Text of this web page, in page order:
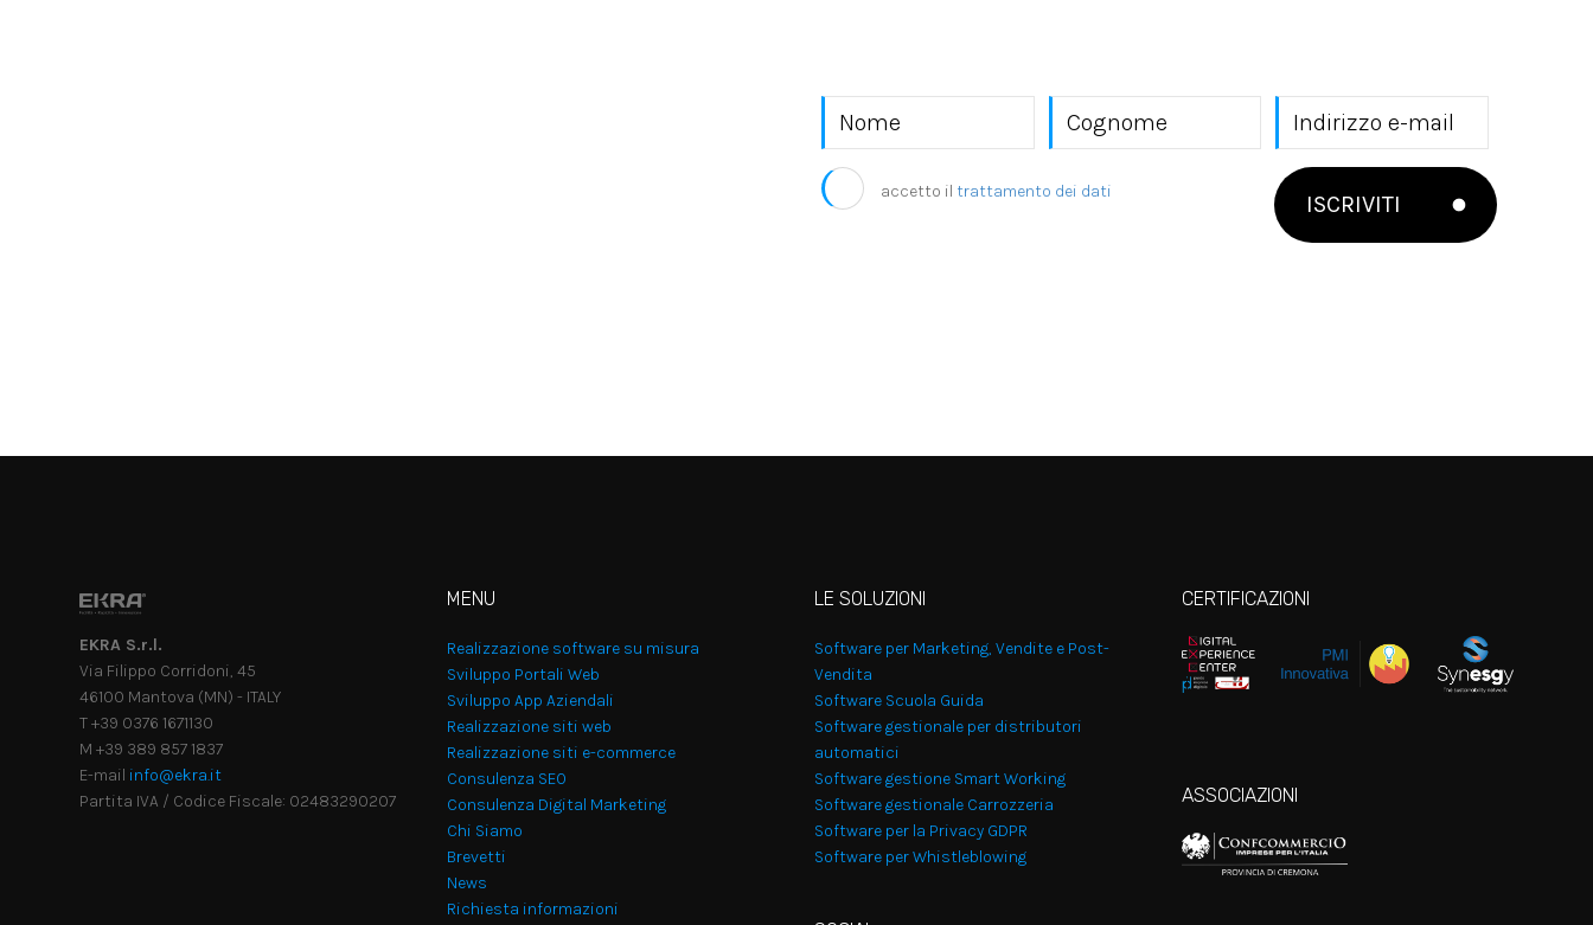
accetto il trattamento dei dati ISCRIVITI
EKRA S.r.l.
Via Filippo Corridoni, 45
46100 Mantova (MN) - ITALY
T +39 0376 1671130
M +39 389 857 1837
E-mail info@ekra.it
Partita IVA / Codice Fiscale: 02483290207
MENU
Realizzazione software su misura
Sviluppo Portali Web
Sviluppo App Aziendali
Realizzazione siti web
Realizzazione siti e-commerce
Consulenza SEO
Consulenza Digital Marketing
Chi Siamo
Brevetti
News
Richiesta informazioni
LE SOLUZIONI
Software per Marketing, Vendite e Post-
Vendita
Software Scuola Guida
Software gestionale per distributori
automatici
Software gestione Smart Working
Software gestionale Carrozzeria
Software per la Privacy GDPR
Software per Whistleblowing
CERTIFICAZIONI
ASSOCIAZIONI